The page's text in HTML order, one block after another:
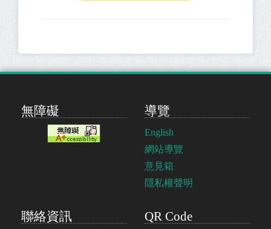
無障礙 導覽
English
網站導覽
意見箱
隱私權聲明
聯絡資訊 QR Code